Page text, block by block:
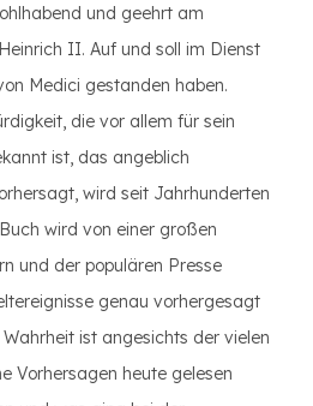
und geehrt am
II. Auf und soll im Dienst
Medici gestanden haben.
die vor allem für sein
ist, das angeblich
wird seit Jahrhunderten
wird von einer großen
und der populären Presse
genau vorhergesagt
ist angesichts der vielen
Vorhersagen heute gelesen